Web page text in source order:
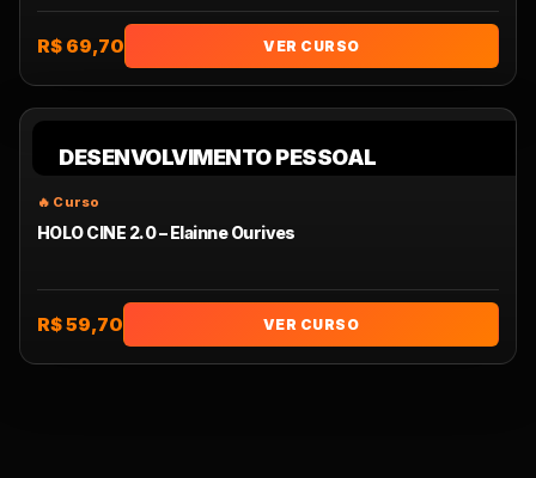
R$ 69,70 VER CURSO
DESENVOLVIMENTO PESSOAL
HOLO CINE 2.0 – Elainne Ourives
R$ 59,70 VER CURSO